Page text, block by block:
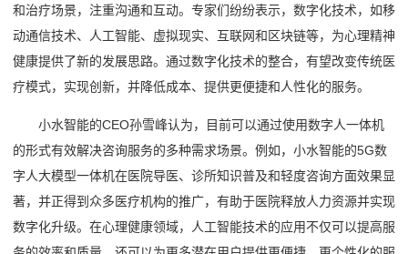
和治疗场景，注重沟通和互动。专家们纷纷表示，数字化技术，如移
动通信技术、人工智能、虚拟现实、互联网和区块链等，为心理精神
健康提供了新的发展思路。通过数字化技术的整合，有望改变传统医
疗模式，实现创新，并降低成本、提供更便捷和人性化的服务。
小水智能的CEO孙雪峰认为，目前可以通过使用数字人一体机
的形式有效解决咨询服务的多种需求场景。例如，小水智能的5G数
字人大模型一体机在医院导医、诊所知识普及和轻度咨询方面效果显
著，并正得到众多医疗机构的推广，有助于医院释放人力资源并实现
数字化升级。在心理健康领域，人工智能技术的应用不仅可以提高服